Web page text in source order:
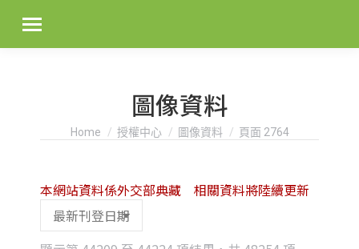
圖像資料
You are here:
Home 授權中心 圖像資料 頁面 2764
本網站資料係外交部典藏 相關資料將陸續更新